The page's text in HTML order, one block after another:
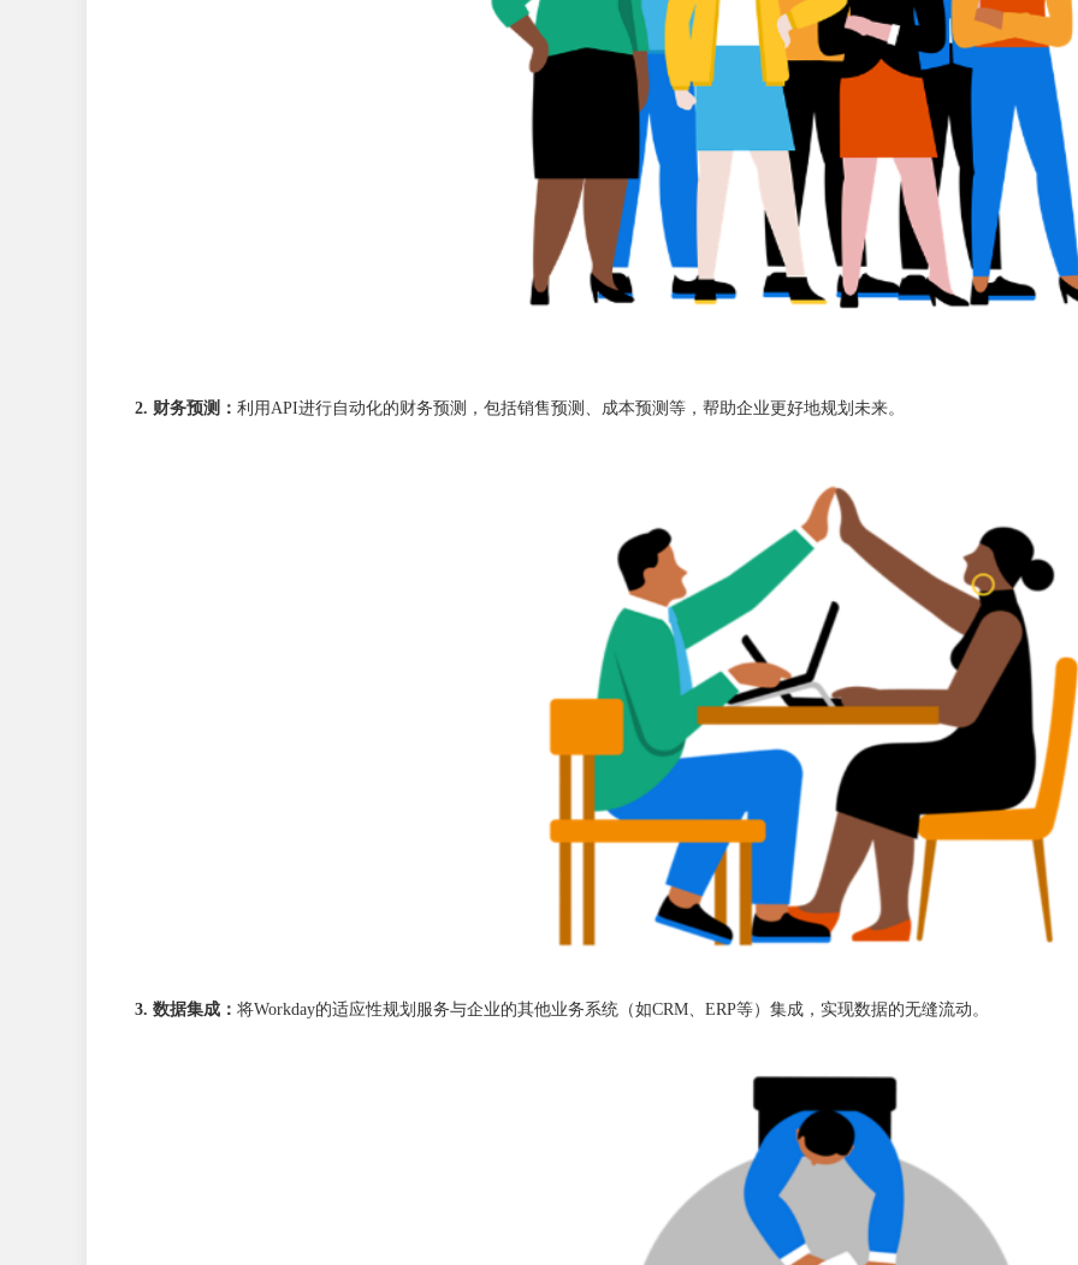
2. 财务预测： 利用API进行自动化的财务预测，包括销售预测、成本预测等，帮助企业更好地规划未来。
3. 数据集成： 将Workday的适应性规划服务与企业的其他业务系统（如CRM、ERP等）集成，实现数据的无缝流动。